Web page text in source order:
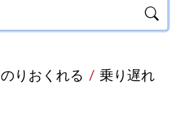
のりおくれる / 乗り遅れ